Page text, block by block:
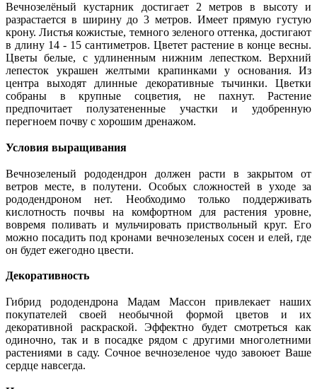
Вечнозелёный кустарник достигает 2 метров в высоту и
разрастается в ширину до 3 метров. Имеет прямую густую
крону. Листья кожистые, темного зеленого оттенка, достигают
в длину 14 - 15 сантиметров. Цветет растение в конце весны.
Цветы белые, с удлиненным нижним лепестком. Верхний
лепесток украшен желтыми крапинками у основания. Из
центра выходят длинные декоративные тычинки. Цветки
собраны в крупные соцветия, не пахнут. Растение
предпочитает полузатененные участки и удобренную
перегноем почву с хорошим дренажом.
Условия выращивания
Вечнозеленый рододендрон должен расти в закрытом от
ветров месте, в полутени. Особых сложностей в уходе за
рододендроном нет. Необходимо только поддерживать
кислотность почвы на комфортном для растения уровне,
вовремя поливать и мульчировать приствольный круг. Его
можно посадить под кронами вечнозеленых сосен и елей, где
он будет ежегодно цвести.
Декоративность
Гибрид рододендрона Мадам Массон привлекает наших
покупателей своей необычной формой цветов и их
декоративной раскраской. Эффектно будет смотреться как
одиночно, так и в посадке рядом с другими многолетними
растениями в саду. Сочное вечнозеленое чудо завоюет Ваше
сердце навсегда.